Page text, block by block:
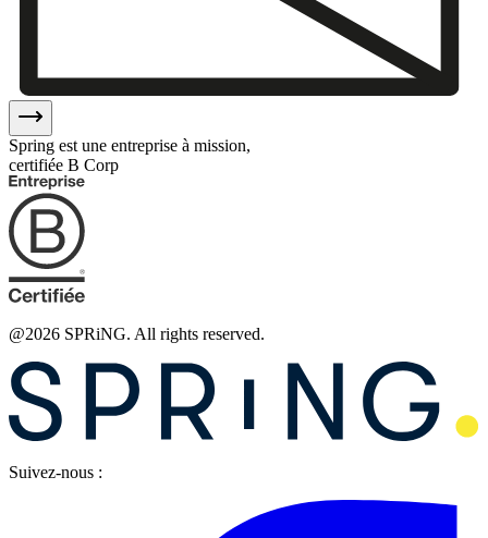
Spring est une entreprise à mission,
certifiée B Corp
@2026 SPRiNG. All rights reserved.
Suivez-nous :